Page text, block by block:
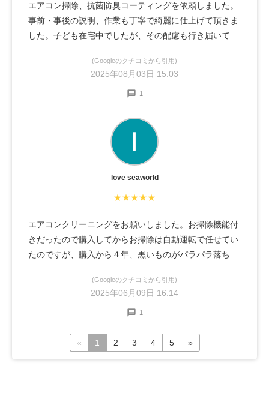
エアコン掃除、抗菌防臭コーティングを依頼しました。
事前・事後の説明、作業も丁寧で綺麗に仕上げて頂きま
した。子ども在宅中でしたが、その配慮も行き届いてお
(Googleのクチコミから引用)
2025年08月03日 15:03
1
love seaworld
★★★★★
エアコンクリーニングをお願いしました。お掃除機能付
きだったので購入してからお掃除は自動運転で任せてい
たのですが、購入から４年、黒いものがパラパラ落ちる
予定より大幅に時間を割いて頂きとても綺麗にしてもら
いました。ありがとうございました(^-^)
(Googleのクチコミから引用)
2025年06月09日 16:14
1
« 1 2 3 4 5 »